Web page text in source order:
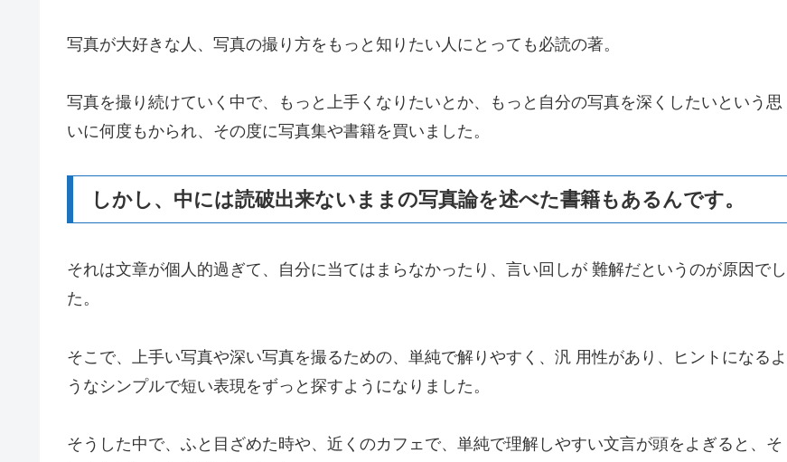
写真が大好きな人、写真の撮り方をもっと知りたい人にとっても必読の著。
写真を撮り続けていく中で、もっと上手くなりたいとか、もっと自分の写真を深くしたいという思
いに何度もかられ、その度に写真集や書籍を買いました。
しかし、中には読破出来ないままの写真論を述べた書籍もあるんです。
それは文章が個人的過ぎて、自分に当てはまらなかったり、言い回しが 難解だというのが原因でし
た。
そこで、上手い写真や深い写真を撮るための、単純で解りやすく、汎 用性があり、ヒントになるよ
うなシンプルで短い表現をずっと探すようになりました。
そうした中で、ふと目ざめた時や、近くのカフェで、単純で理解しやすい文言が頭をよぎると、そ